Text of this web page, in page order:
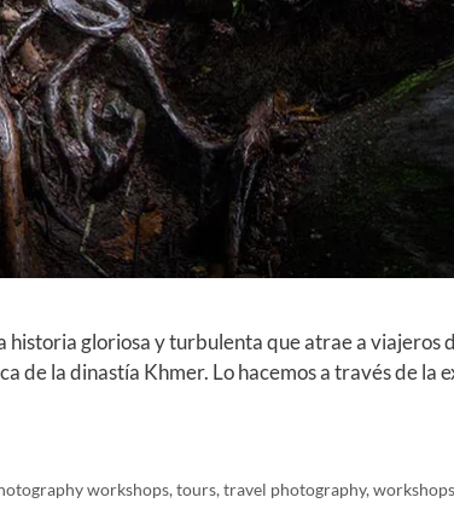
historia gloriosa y turbulenta que atrae a viajeros
de la dinastía Khmer. Lo hacemos a través de la
workshops,tours,travel photography,